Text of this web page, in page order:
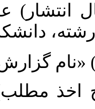
انتشار)
«نام
اخذ